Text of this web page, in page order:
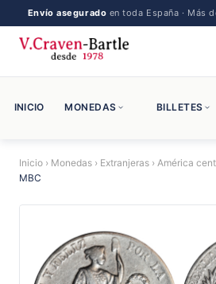
Envío asegurado en toda España · Más
INICIO MONEDAS BILLETES
Inicio › Monedas › Extranjeras › América
MBC